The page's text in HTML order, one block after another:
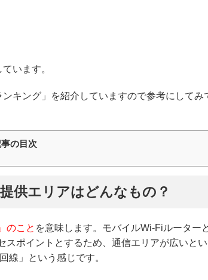
います。
キング」を紹介していますので参考にしてみ
の目次
供エリアはどんなもの？
のこと を意味します。モバイルWi-Fiルーター
スポイントとするため、通信エリアが広いと
線」という感じです。